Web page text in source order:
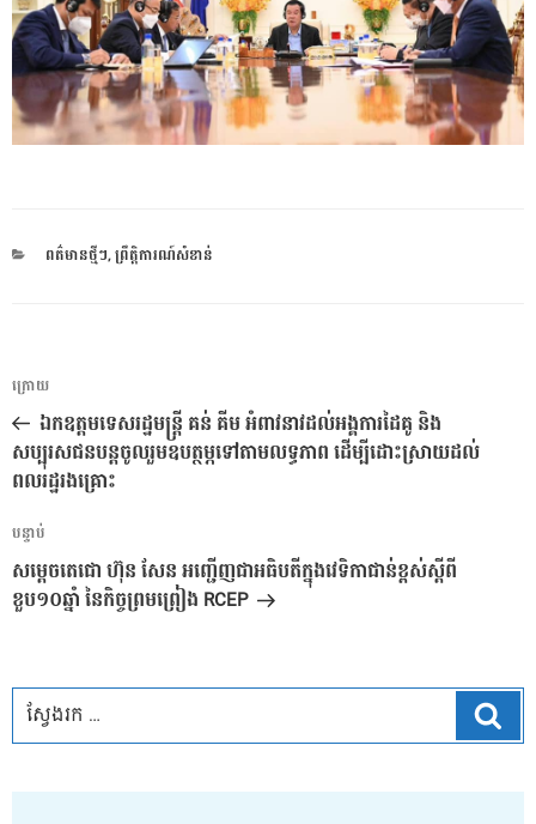
CATEGORIES
ពត៌មានថ្មីៗ,ព្រឹត្តិការណ៍សំខាន់
ការ​
នាំទិស​
ប្រកាស
អត្ថបទ
មុន
ក្រោយ
ឯកឧត្តមទេសរដ្ឋមន្ត្រី គន់ គីម អំពាវនាវដល់អង្គការដៃគូ និង
សប្បុរសជនបន្តចូលរួមឧបត្ថម្ភទៅតាមលទ្ធភាព ដើម្បីដោះស្រាយដល់
ពលរដ្ឋរងគ្រោះ
អត្ថបទ
បន្ទាប់
បន្ទាប់
សម្ដេចតេជោ ហ៊ុន សែន អញ្ជើញជាអធិបតីក្នុងវេទិកាជាន់ខ្ពស់ស្តីពី
ខួប១០ឆ្នាំ នៃកិច្ចព្រមព្រៀង RCEP